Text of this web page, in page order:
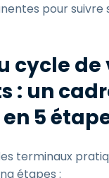
pour suivre
cycle de
: un
5
terminaux
étapes :